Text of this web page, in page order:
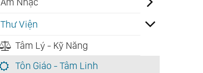
Thư Viện
Tâm Lý - Kỹ Năng
Tôn Giáo - Tâm Linh